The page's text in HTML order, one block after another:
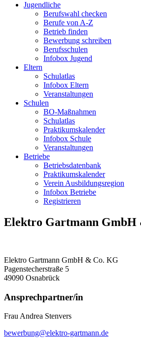
Main
navigation
Jugendliche
Berufswahl checken
Berufe von A-Z
Betrieb finden
Bewerbung schreiben
Berufsschulen
Infobox Jugend
Eltern
Schulatlas
Infobox Eltern
Veranstaltungen
Schulen
BO-Maßnahmen
Schulatlas
Praktikumskalender
Infobox Schule
Veranstaltungen
Betriebe
Betriebsdatenbank
Praktikumskalender
Verein Ausbildungsregion
Infobox Betriebe
Registrieren
Elektro Gartmann GmbH
Elektro Gartmann GmbH & Co. KG
Pagenstecherstraße 5
49090 Osnabrück
Ansprechpartner/in
Frau Andrea Stenvers
bewerbung@elektro-gartmann.de